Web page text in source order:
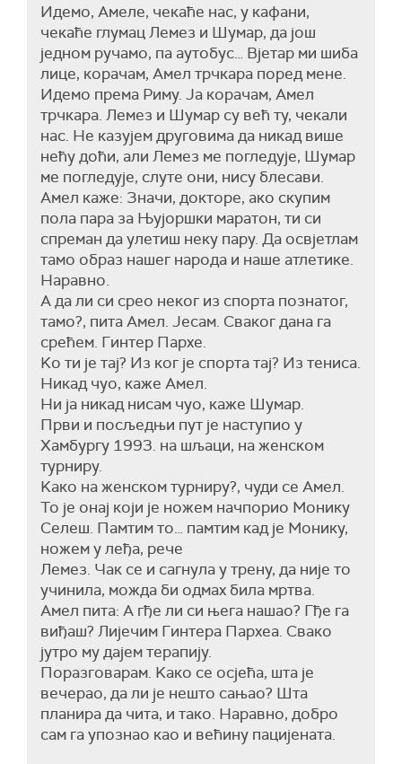
Идемо, Амеле, чекаће нас, у кафани,
чекаће глумац Лемез и Шумар, да још
једном ручамо, па аутобус… Вјетар ми шиба
лице, корачам, Амел трчкара поред мене.
Идемо према Риму. Ја корачам, Амел
трчкара. Лемез и Шумар су већ ту, чекали
нас. Не казујем друговима да никад више
нећу доћи, али Лемез ме погледује, Шумар
ме погледује, слуте они, нису блесави.
Амел каже: Значи, докторе, ако скупим
пола пара за Њујоршки маратон, ти си
спреман да улетиш неку пару. Да освјетлам
тамо образ нашег народа и наше атлетике.
Наравно.
А да ли си срео неког из спорта познатог,
тамо?, пита Амел. Јесам. Сваког дана га
срећем. Гинтер Пархе.
Kо ти је тај? Из ког је спорта тај? Из тениса.
Никад чуо, каже Амел.
Ни ја никад нисам чуо, каже Шумар.
Први и посљедњи пут је наступио у
Хамбургу 1993. на шљаци, на женском
турниру.
Kако на женском турниру?, чуди се Амел.
То је онај који је ножем начпорио Монику
Селеш. Памтим то… памтим кад је Монику,
ножем у леђа, рече
Лемез. Чак се и сагнула у трену, да није то
учинила, можда би одмах била мртва.
Амел пита: А гђе ли си њега нашао? Гђе га
виђаш? Лијечим Гинтера Пархеа. Свако
јутро му дајем терапију.
Поразговарам. Kако се осјећа, шта је
вечерао, да ли је нешто сањао? Шта
планира да чита, и тако. Наравно, добро
сам га упознао као и већину пацијената.